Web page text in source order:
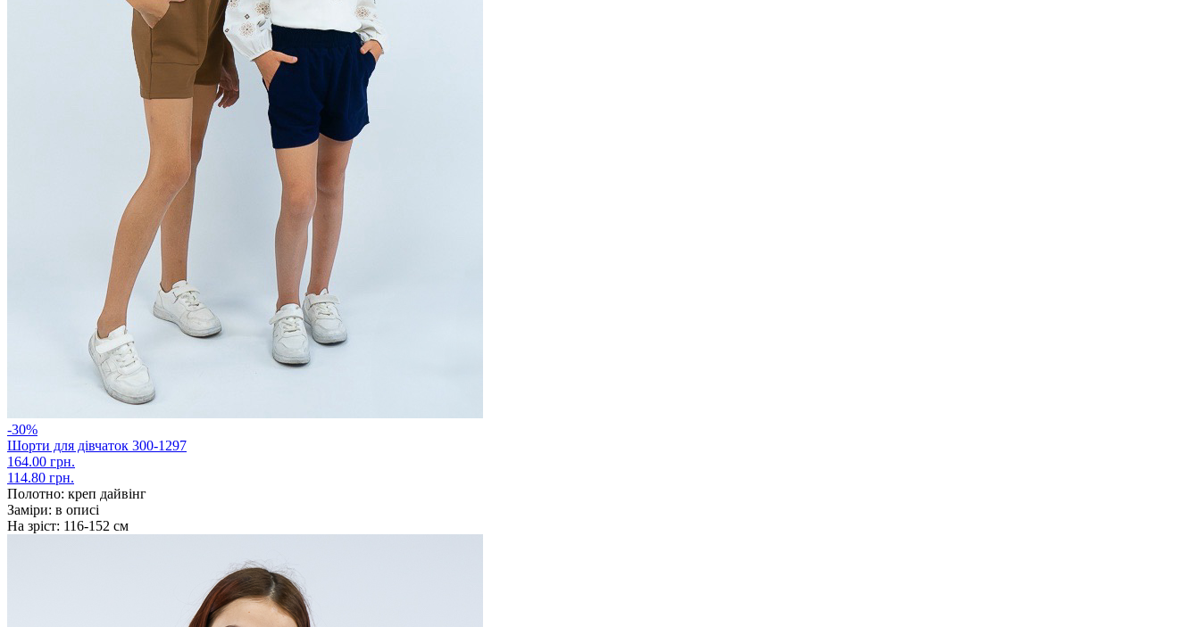
-30%
Шорти для дівчаток 300-1297
164.00 грн.
114.80 грн.
Полотно: креп дайвінг
Заміри: в описі
На зріст: 116-152 см